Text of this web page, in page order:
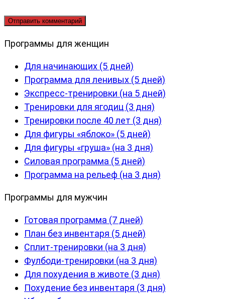
Программы для женщин
Для начинающих (5 дней)
Программа для ленивых (5 дней)
Экспресс-тренировки (на 5 дней)
Тренировки для ягодиц (3 дня)
Тренировки после 40 лет (3 дня)
Для фигуры «яблоко» (5 дней)
Для фигуры «груша» (на 3 дня)
Силовая программа (5 дней)
Программа на рельеф (на 3 дня)
Программы для мужчин
Готовая программа (7 дней)
План без инвентаря (5 дней)
Сплит-тренировки (на 3 дня)
Фулбоди-тренировки (на 3 дня)
Для похудения в животе (3 дня)
Похудение без инвентаря (3 дня)